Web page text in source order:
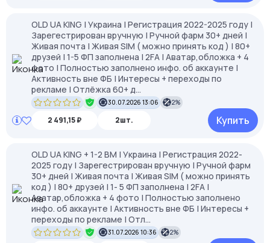
OLD UA KING | Украина | Регистрация 2022-2025 году |
Зарегестрирован вручную | Ручной фарм 30+ дней |
Живая почта | Живая SIM ( можно принять код ) | 80+
друзей | 1-5 ФП заполнена | 2FA | Аватар,обложка + 4
фото | Полностью заполнено инфо. об аккаунте |
Активность вне ФБ | Интересы + переходы по
рекламе | Отлёжка 60+ д...
30.07.2026 13:06 2%
2 491,15 ₽ 2шт. Купить
OLD UA KING + 1-2 BM | Украина | Регистрация 2022-
2025 году | Зарегестрирован вручную | Ручной фарм
30+ дней | Живая почта | Живая SIM ( можно принять
код ) | 80+ друзей | 1- 5 ФП заполнена | 2FA |
Аватар,обложка + 4 фото | Полностью заполнено
инфо. об аккаунте | Активность вне ФБ | Интересы +
переходы по рекламе | Отл...
31.07.2026 10:36 2%